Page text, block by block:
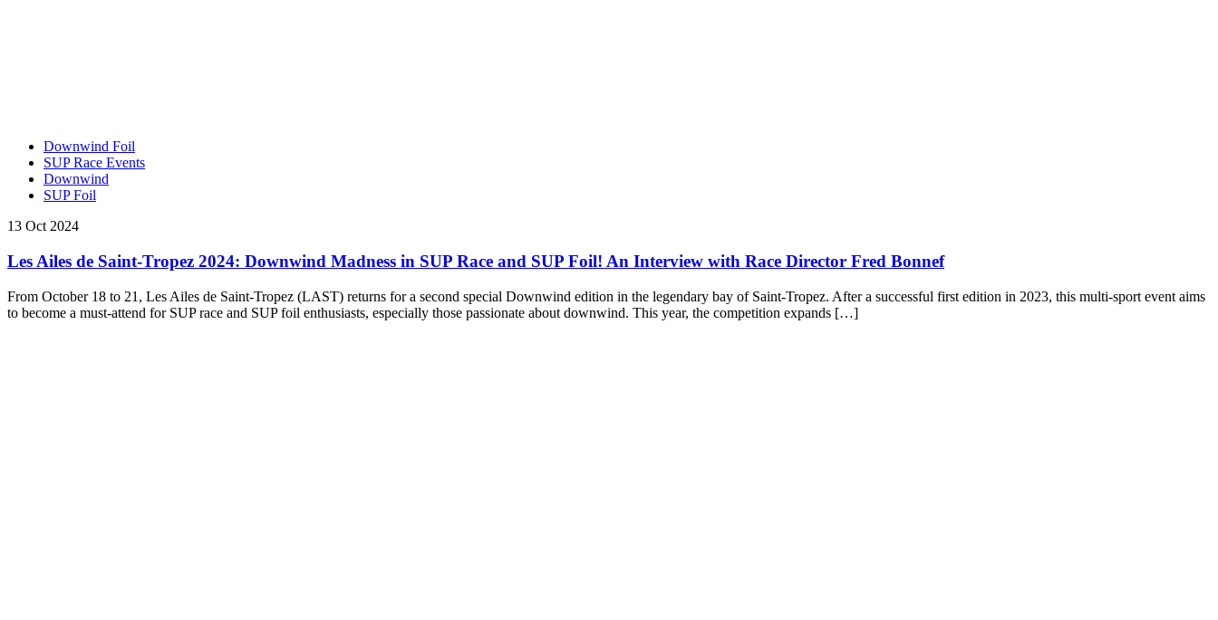
Downwind Foil
SUP Race Events
Downwind
SUP Foil
13 Oct 2024
Les Ailes de Saint-Tropez 2024: Downwind Madness in SUP Race and SUP Foil! An Interview with Race Director Fred Bonnef
From October 18 to 21, Les Ailes de Saint-Tropez (LAST) returns for a second special Downwind edition in the legendary bay of Saint-Tropez. After a successful first edition in 2023, this multi-sport event aims
to become a must-attend for SUP race and SUP foil enthusiasts, especially those passionate about downwind. This year, the competition expands […]